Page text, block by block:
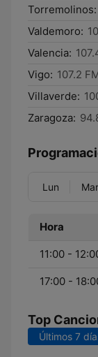
Torremolinos:
Valdemoro:
Valencia:
Vigo: 107.2
Villaverde:
Zaragoza:
Lun Mar
Hora
11:00 -
17:00 -
Top
Últimos 7